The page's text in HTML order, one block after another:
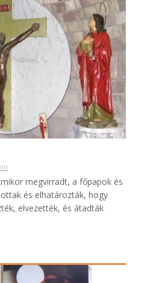
megvirradt, a főpapok és
és elhatározták, hogy
elvezették, és átadták